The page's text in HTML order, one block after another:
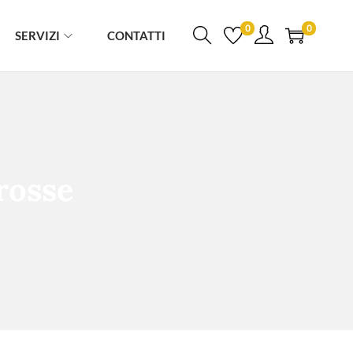
SERVIZI CONTATTI 0 0